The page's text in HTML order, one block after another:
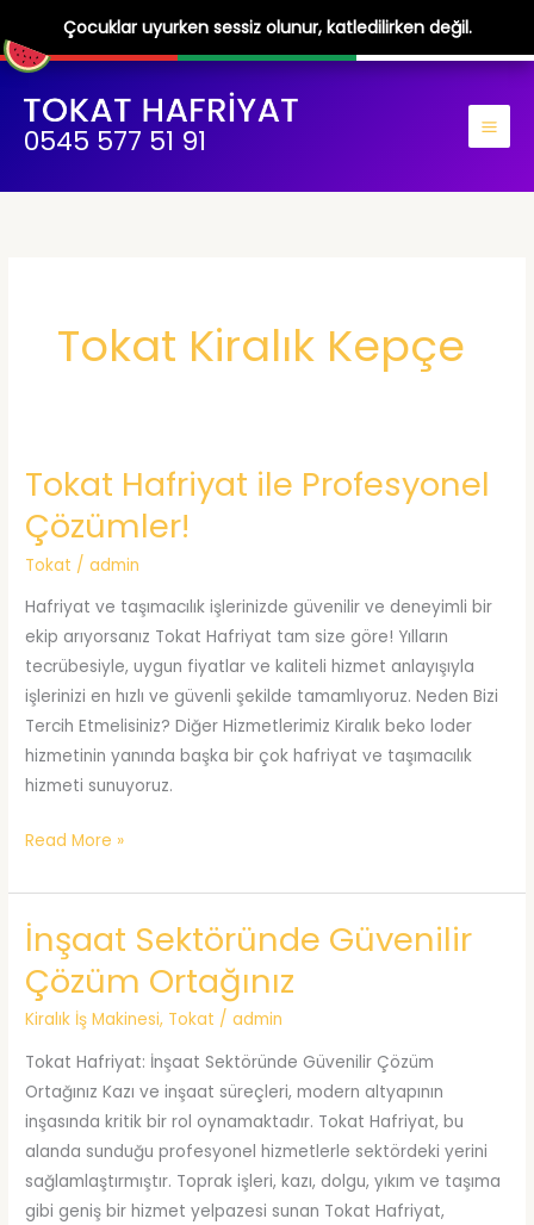
Çocuklar uyurken sessiz olunur, katledilirken değil.
İçeriğe
atla
0545 577 51 91
Tokat Kiralık Kepçe
Tokat Hafriyat ile Profesyonel
Çözümler!
Tokat /admin
Hafriyat ve taşımacılık işlerinizde güvenilir ve deneyimli bir
ekip arıyorsanız Tokat Hafriyat tam size göre! Yılların
tecrübesiyle, uygun fiyatlar ve kaliteli hizmet anlayışıyla
işlerinizi en hızlı ve güvenli şekilde tamamlıyoruz. Neden Bizi
Tercih Etmelisiniz? Diğer Hizmetlerimiz Kiralık beko loder
hizmetinin yanında başka bir çok hafriyat ve taşımacılık
hizmeti sunuyoruz.
Tokat
ile
Profesyonel
Çözümler!
Read More »
İnşaat Sektöründe Güvenilir
Çözüm Ortağınız
Kiralık İş Makinesi, Tokat /admin
Tokat Hafriyat: İnşaat Sektöründe Güvenilir Çözüm
Ortağınız Kazı ve inşaat süreçleri, modern altyapının
inşasında kritik bir rol oynamaktadır. Tokat Hafriyat, bu
alanda sunduğu profesyonel hizmetlerle sektördeki yerini
sağlamlaştırmıştır. Toprak işleri, kazı, dolgu, yıkım ve taşıma
gibi geniş bir hizmet yelpazesi sunan Tokat Hafriyat,